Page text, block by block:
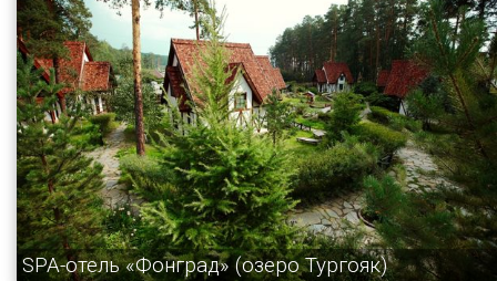
SPA-отель «Фонград» (озеро Тургояк)